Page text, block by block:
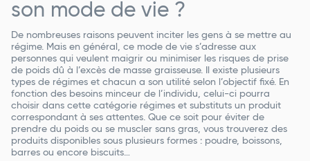
son mode de vie ?
De nombreuses raisons peuvent inciter les gens à se mettre au
régime. Mais en général, ce mode de vie s’adresse aux
personnes qui veulent maigrir ou minimiser les risques de prise
de poids dû à l’excès de masse graisseuse. Il existe plusieurs
types de régimes et chacun a son utilité selon l’objectif fixé. En
fonction des besoins minceur de l’individu, celui-ci pourra
choisir dans cette catégorie régimes et substituts un produit
correspondant à ses attentes. Que ce soit pour éviter de
prendre du poids ou se muscler sans gras, vous trouverez des
produits disponibles sous plusieurs formes : poudre, boissons,
barres ou encore biscuits…